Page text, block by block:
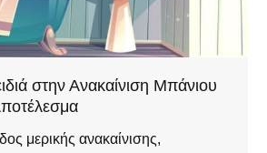
στην Ανακαίνιση Μπάνιου
μερικής ανακαίνισης,